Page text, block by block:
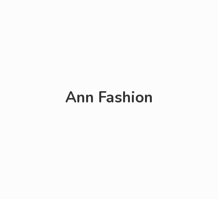
Ann Fashion